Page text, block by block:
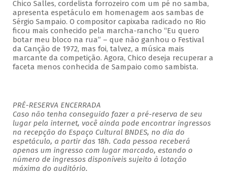
Chico Salles, cordelista forrozeiro com um pé no samba,
apresenta espetáculo em homenagem aos sambas de
Sérgio Sampaio. O compositor capixaba radicado no Rio
ficou mais conhecido pela marcha-rancho “Eu quero
botar meu bloco na rua” – que não ganhou o Festival
da Canção de 1972, mas foi, talvez, a música mais
marcante da competição. Agora, Chico deseja recuperar a
faceta menos conhecida de Sampaio como sambista.
PRÉ-RESERVA ENCERRADA
Caso não tenha conseguido fazer a pré-reserva de seu
lugar pela internet, você ainda pode encontrar ingressos
na recepção do Espaço Cultural BNDES, no dia do
espetáculo, a partir das 18h. Cada pessoa receberá
apenas um ingresso com lugar marcado, estando o
número de ingressos disponíveis sujeito à lotação
máxima do auditório.